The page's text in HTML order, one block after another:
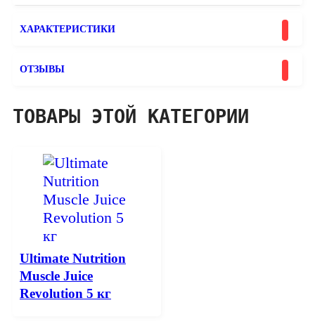
ХАРАКТЕРИСТИКИ
ОТЗЫВЫ
ТОВАРЫ ЭТОЙ КАТЕГОРИИ
Ultimate Nutrition
Muscle Juice
Revolution 5 кг